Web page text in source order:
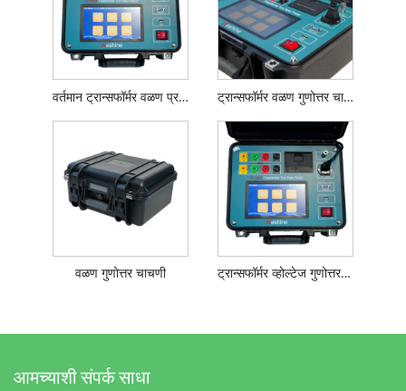
वर्तमान ट्रान्सफॉर्मर वळण प्रमाण ट्रान्सफॉर्मर वळण गुणोत्तर चाचणी
वळण गुणोत्तर चाचणी ट्रान्सफॉर्मर व्होल्टेज गुणोत्तर चाचणी
आमच्याशी संपर्क साधा